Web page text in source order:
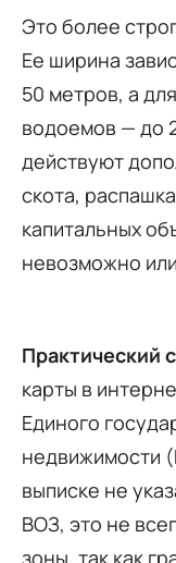
Это более
Ее ширина
50 метров, а
водоемов — до
действуют
скота,
капитальных
невозможно
Практический
карты в
Единого
недвижимости
выписке не
ВОЗ, это не
зоны, так как